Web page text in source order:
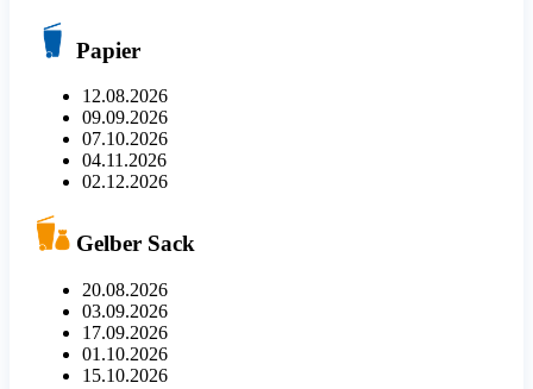
Papier
12.08.2026
09.09.2026
07.10.2026
04.11.2026
02.12.2026
Gelber Sack
20.08.2026
03.09.2026
17.09.2026
01.10.2026
15.10.2026